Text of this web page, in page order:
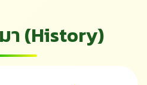
า (History)